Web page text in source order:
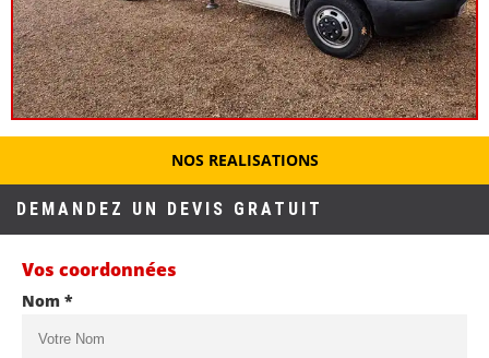
NOS REALISATIONS
DEMANDEZ UN DEVIS GRATUIT
Vos coordonnées
Nom *